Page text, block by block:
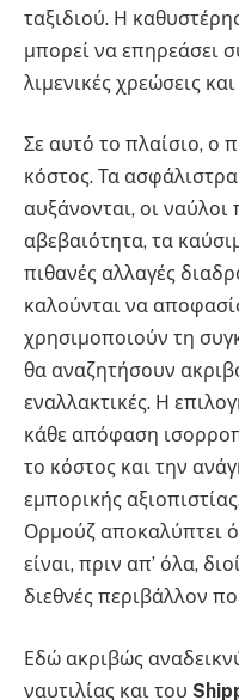
ταξιδιού. Η
μπορεί να επηρεάσει
λιμενικές χρεώσεις
Σε αυτό το πλαίσιο, ο
κόστος. Τα
αυξάνονται, οι
αβεβαιότητα, τα
πιθανές αλλαγές
καλούνται να
χρησιμοποιούν τη
θα αναζητήσουν
εναλλακτικές. Η
κάθε απόφαση
το κόστος και την
εμπορικής
Ορμούζ αποκαλύπτει
είναι, πριν απ’ όλα,
διεθνές περιβάλλον
Εδώ ακριβώς
ναυτιλίας και του